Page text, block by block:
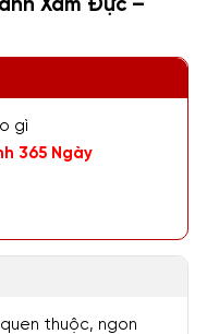
Xám Đực –
gì
365 Ngày
thuộc, ngon